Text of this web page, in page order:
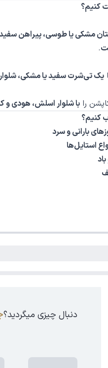
کنیم؟
مشکی یا طوسی، پیراهن
.
یک تی‌شرت سفید یا مشکی،
را با شلوار اسلش، هودی و
کنیم؟
بارانی و سرد
استایل‌ها
دنبال چیزی میگردید؟